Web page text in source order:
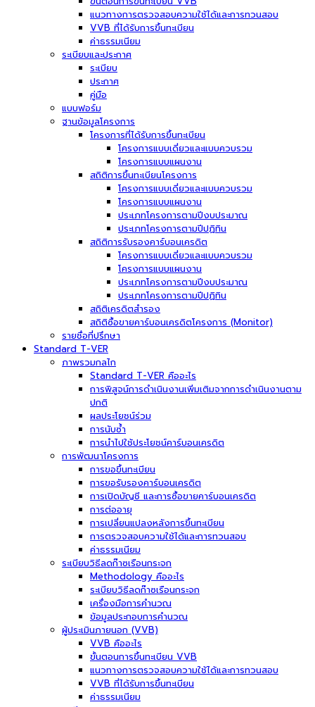
แนวทางการตรวจสอบความใช้ได้และการทวนสอบ
VVB ที่ได้รับการขึ้นทะเบียน
ค่าธรรมเนียม
ระเบียบและประกาศ
ระเบียบ
ประกาศ
คู่มือ
แบบฟอร์ม
ฐานข้อมูลโครงการ
โครงการที่ได้รับการขึ้นทะเบียน
โครงการแบบเดี่ยวและแบบควบรวม
โครงการแบบแผนงาน
สถิติการขึ้นทะเบียนโครงการ
โครงการแบบเดี่ยวและแบบควบรวม
โครงการแบบแผนงาน
ประเภทโครงการตามปีงบประมาณ
ประเภทโครงการตามปีปฏิทิน
สถิติการรับรองคาร์บอนเครดิต
โครงการแบบเดี่ยวและแบบควบรวม
โครงการแบบแผนงาน
ประเภทโครงการตามปีงบประมาณ
ประเภทโครงการตามปีปฏิทิน
สถิติเครดิตสำรอง
สถิติซื้อขายคาร์บอนเครดิตโครงการ (Monitor)
รายชื่อที่ปรึกษา
Standard T-VER
ภาพรวมกลไก
Standard T-VER คืออะไร
การพิสูจน์การดำเนินงานเพิ่มเติมจากการดำเนินงานตาม
ปกติ
ผลประโยชน์ร่วม
การนับซ้ำ
การนำไปใช้ประโยชน์คาร์บอนเครดิต
การพัฒนาโครงการ
การขอขึ้นทะเบียน
การขอรับรองคาร์บอนเครดิต
การเปิดบัญชี และการซื้อขายคาร์บอนเครดิต
การต่ออายุ
การเปลี่ยนแปลงหลังการขึ้นทะเบียน
การตรวจสอบความใช้ได้และการทวนสอบ
ค่าธรรมเนียม
ระเบียบวิธีลดก๊าซเรือนกระจก
Methodology คืออะไร
ระเบียบวิธีลดก๊าซเรือนกระจก
เครื่องมือการคำนวณ
ข้อมูลประกอบการคำนวณ
ผู้ประเมินภายนอก (VVB)
VVB คืออะไร
ขั้นตอนการขึ้นทะเบียน VVB
แนวทางการตรวจสอบความใช้ได้และการทวนสอบ
VVB ที่ได้รับการขึ้นทะเบียน
ค่าธรรมเนียม